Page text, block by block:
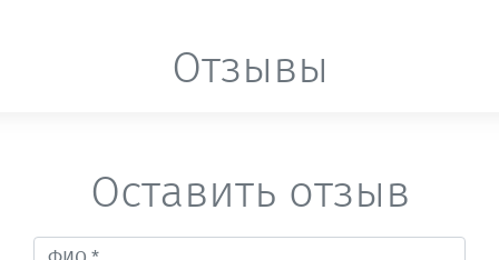
Отзывы
Оставить отзыв